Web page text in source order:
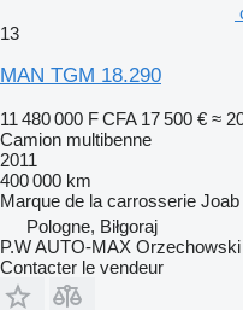
13
MAN TGM 18.290
11 480 000 F CFA 17 500 € ≈
Camion multibenne
2011
400 000 km
Marque de la carrosserie Joab
Pologne, Biłgoraj
P.W AUTO-MAX
Contacter le vendeur